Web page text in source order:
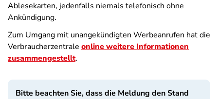
Ablesekarten, jedenfalls niemals telefonisch ohne
Ankündigung.
Zum Umgang mit unangekündigten Werbeanrufen hat die
Verbraucherzentrale online weitere Informationen
zusammengestellt.
Bitte beachten Sie, dass die Meldung den Stand